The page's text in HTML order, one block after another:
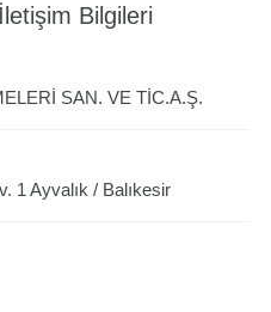
İletişim Bilgileri
SAN. VE TİC.A.Ş.
1 Ayvalık / Balıkesir